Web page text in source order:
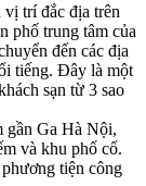
trí đắc địa trên
phố trung tâm của
đến các địa
tiếng. Đây là một
sạn từ 3 sao
gần Ga Hà Nội,
và khu phố cổ.
tiện công